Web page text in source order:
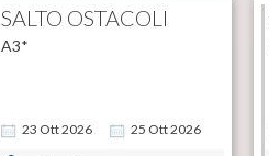
SALTO OSTACOLI
23 Ott2026 25 Ott2026
A3*